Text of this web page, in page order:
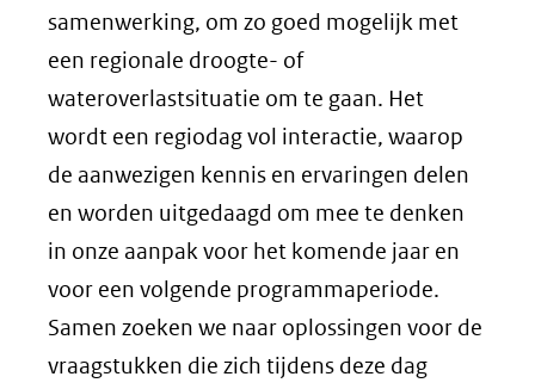
samenwerking, om zo goed mogelijk met
een regionale droogte- of
wateroverlastsituatie om te gaan. Het
wordt een regiodag vol interactie, waarop
de aanwezigen kennis en ervaringen delen
en worden uitgedaagd om mee te denken
in onze aanpak voor het komende jaar en
voor een volgende programmaperiode.
Samen zoeken we naar oplossingen voor de
vraagstukken die zich tijdens deze dag